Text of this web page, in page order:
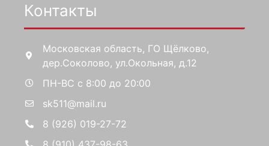
Контакты
Московская область, ГО Щёлково,
дер.Соколово, ул.Окольная, д.12
ПН-ВС с 8:00 до 20:00
sk511@mail.ru
8 (926) 019-27-72